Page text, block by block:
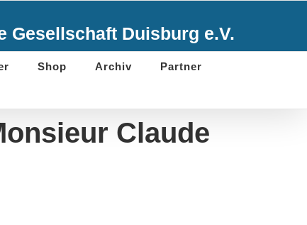
Gesellschaft Duisburg e.V.
Shop Archiv Partner
Claude